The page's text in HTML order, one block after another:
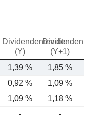
Dividendenrendite
(Y)
(Y+1)
1,39 % 1,85 %
0,92 %
1,09 %
1,09 % 1,18 %
- -